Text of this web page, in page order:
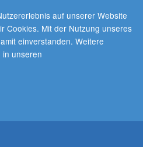
auf unserer Website
Cookies. Mit der Nutzung unseres
einverstanden. Weitere
in unseren